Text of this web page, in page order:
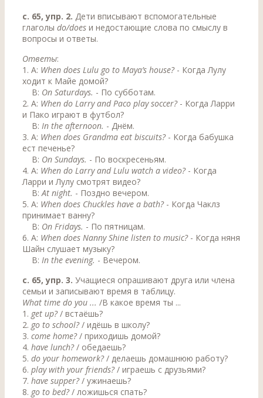
с. 65, упр. 2. Дети вписывают вспомогательные
глаголы do/does и недостающие слова по смыслу в
вопросы и ответы.
Ответы:
1. A: When does Lulu go to Maya’s house?- Когда Лулу
ходит к Майе домой?
В: On Saturdays. - По субботам.
2. A: When do Larry and Paco play soccer?- Когда Ларри
и Пако играют в футбол?
B: In the afternoon. - Днём.
3. A: When does Grandma eat biscuits?- Когда бабушка
ест печенье?
B: On Sundays. - По воскресеньям.
4. A: When do Larry and Lulu watch a video?- Когда
Ларри и Лулу смотрят видео?
В: At night. - Поздно вечером.
5. A: When does Chuckles have a bath?- Когда Чаклз
принимает ванну?
B: On Fridays. - По пятницам.
6. A: When does Nanny Shine listen to music?- Когда няня
Шайн слушает музыку?
B: In the evening. - Вечером.
с. 65, упр. 3. Учащиеся опрашивают друга или члена
семьи и записывают время в таблицу.
What time do you ... /В какое время ты ...
1. get up?/ встаёшь?
2. go to school?/ идёшь в школу?
3. come home?/ приходишь домой?
4. have lunch?/ обедаешь?
5. do your homework?/ делаешь домашнюю работу?
6. play with your friends?/ играешь с друзьями?
7. have supper?/ ужинаешь?
8. go to bed?/ ложишься спать?